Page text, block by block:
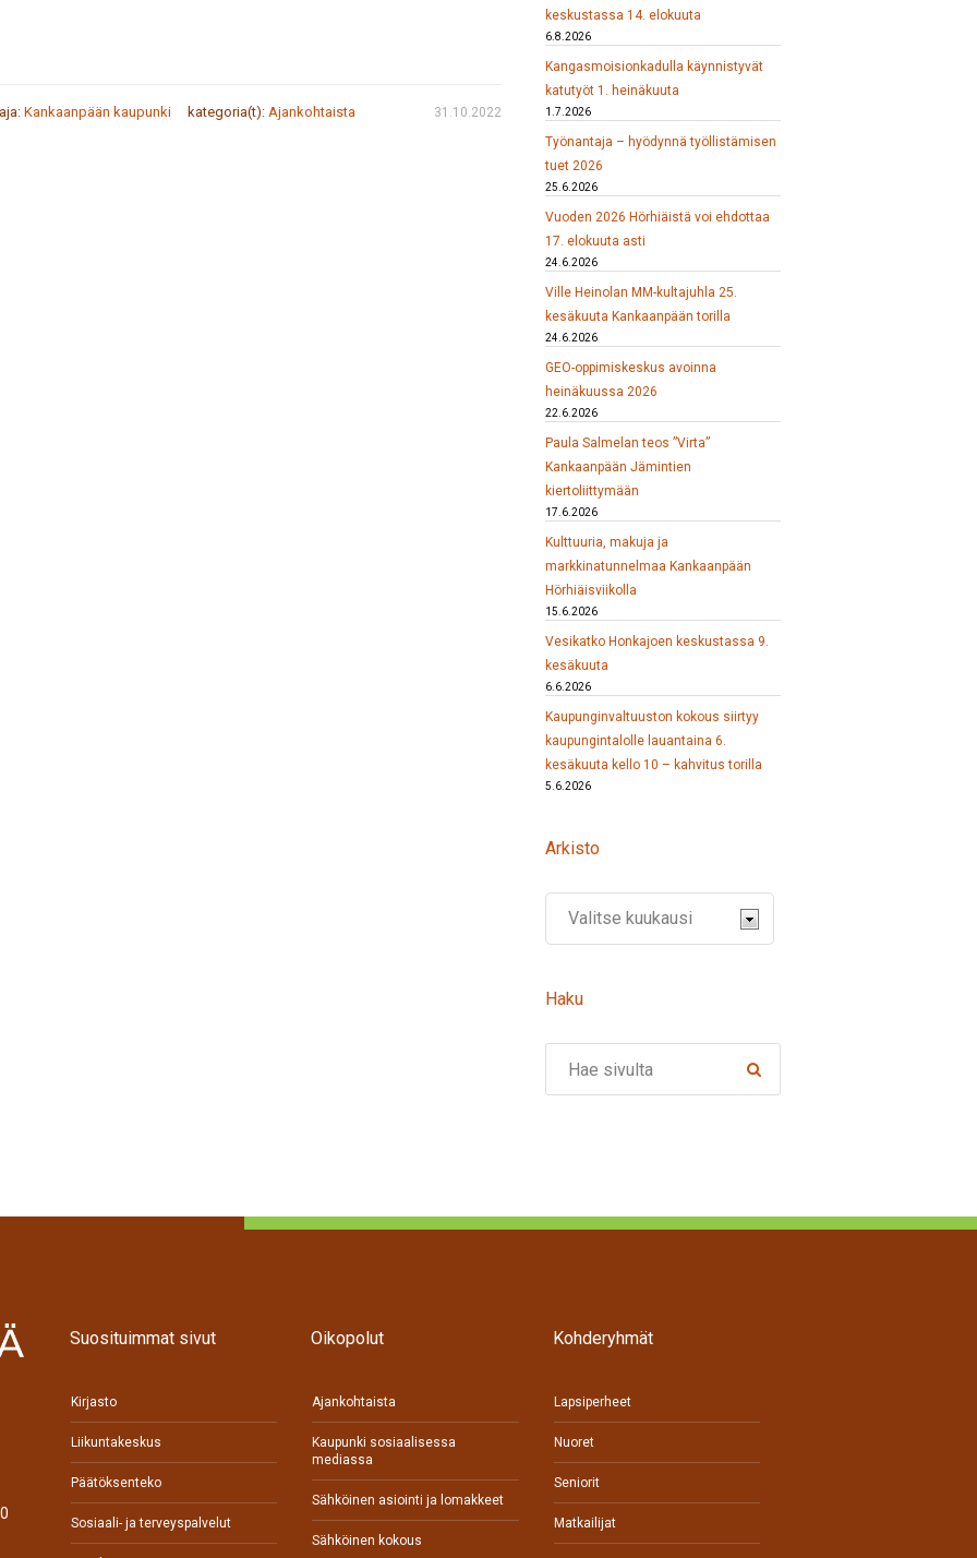
Kankaanpään kaupunki kategoria(t): Ajankohtaista 31.10.2022
keskustassa 14. elokuuta
6.8.2026
Kangasmoisionkadulla käynnistyvät
katutyöt 1. heinäkuuta
1.7.2026
Työnantaja – hyödynnä työllistämisen
tuet 2026
25.6.2026
Vuoden 2026 Hörhiäistä voi ehdottaa
17. elokuuta asti
24.6.2026
Ville Heinolan MM-kultajuhla 25.
kesäkuuta Kankaanpään torilla
24.6.2026
GEO-oppimiskeskus avoinna
heinäkuussa 2026
22.6.2026
Paula Salmelan teos ”Virta”
Kankaanpään Jämintien
kiertoliittymään
17.6.2026
Kulttuuria, makuja ja
markkinatunnelmaa Kankaanpään
Hörhiäisviikolla
15.6.2026
Vesikatko Honkajoen keskustassa 9.
kesäkuuta
6.6.2026
Kaupunginvaltuuston kokous siirtyy
kaupungintalolle lauantaina 6.
kesäkuuta kello 10 – kahvitus torilla
5.6.2026
Arkisto
Haku
Suosituimmat sivut
Kirjasto
Liikuntakeskus
Päätöksenteko
Sosiaali- ja terveyspalvelut
Oikopolut
Ajankohtaista
Kaupunki sosiaalisessa
mediassa
Sähköinen asiointi ja lomakkeet
Sähköinen kokous
Kohderyhmät
Lapsiperheet
Nuoret
Seniorit
Matkailijat